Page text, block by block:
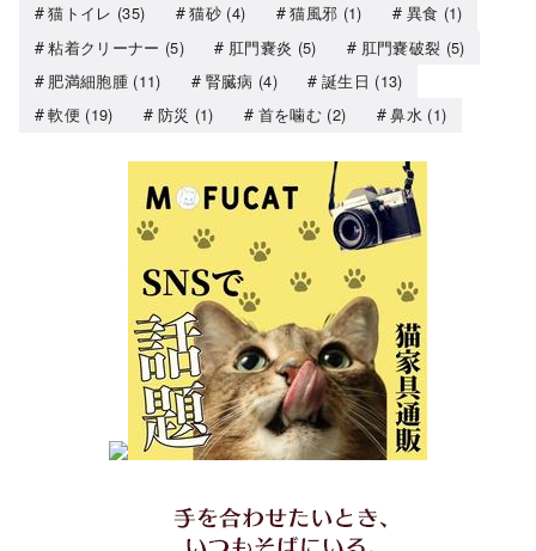
猫トイレ (35) 猫砂(4) 猫風邪 (1) 異食 (1)
粘着クリーナー (5) 肛門嚢炎 (5) 肛門嚢破裂 (5)
肥満細胞腫(11) 腎臓病 (4) 誕生日 (13)
軟便 (19) 防災 (1) 首を噛む (2) 鼻水 (1)